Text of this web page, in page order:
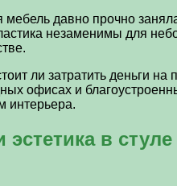
мебель давно прочно
незаменимы для
ли затратить деньги
офисах и
интерьера.
в